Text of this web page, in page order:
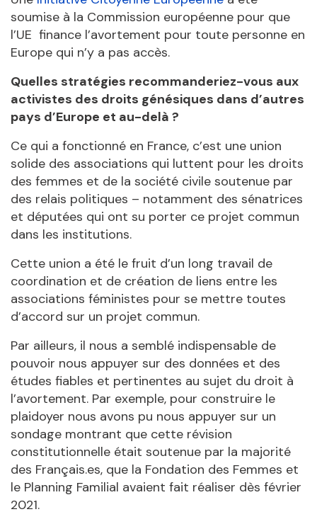
soumise à la Commission européenne pour que
l’UE finance l’avortement pour toute personne en
Europe qui n’y a pas accès.
Quelles stratégies recommanderiez-vous aux
activistes des droits génésiques dans d’autres
pays d’Europe et au-delà ?
Ce qui a fonctionné en France, c’est une union
solide des associations qui luttent pour les droits
des femmes et de la société civile soutenue par
des relais politiques – notamment des sénatrices
et députées qui ont su porter ce projet commun
dans les institutions.
Cette union a été le fruit d’un long travail de
coordination et de création de liens entre les
associations féministes pour se mettre toutes
d’accord sur un projet commun.
Par ailleurs, il nous a semblé indispensable de
pouvoir nous appuyer sur des données et des
études fiables et pertinentes au sujet du droit à
l’avortement. Par exemple, pour construire le
plaidoyer nous avons pu nous appuyer sur un
sondage montrant que cette révision
constitutionnelle était soutenue par la majorité
des Français.es, que la Fondation des Femmes et
le Planning Familial avaient fait réaliser dès février
2021.